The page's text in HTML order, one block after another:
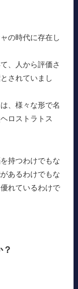
の時代に存在し
、人から評価さ
されていまし
、様々な形で名
ロストラトス
持つわけでもな
あるわけでもな
れているわけで